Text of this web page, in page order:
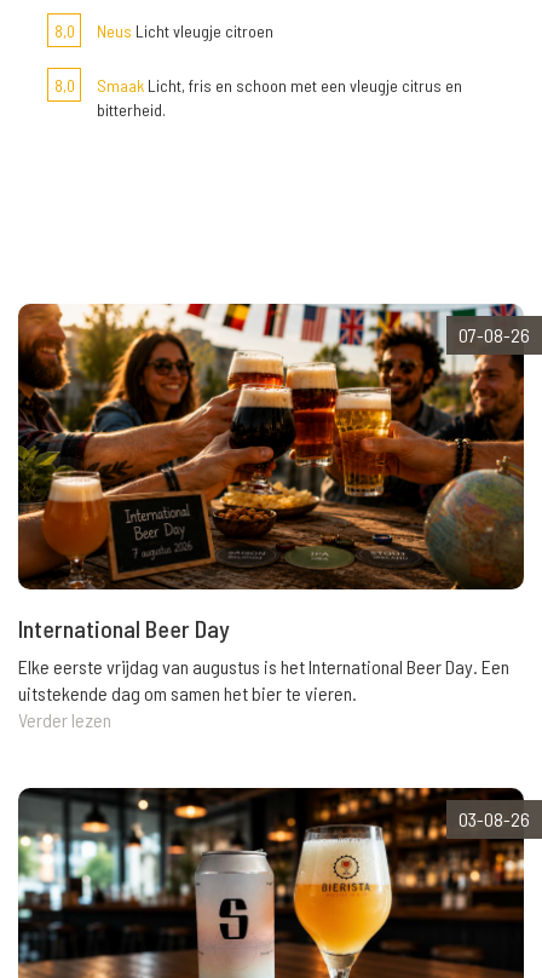
8,0 Neus Licht vleugje citroen
8,0 Smaak Licht, fris en schoon met een vleugje citrus en
bitterheid.
07-08-26
International Beer Day
Elke eerste vrijdag van augustus is het International Beer Day. Een
uitstekende dag om samen het bier te vieren.
Verder lezen
03-08-26